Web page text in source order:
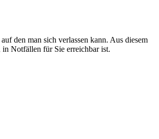
den man sich verlassen kann. Aus diesem
Notfällen für Sie erreichbar ist.